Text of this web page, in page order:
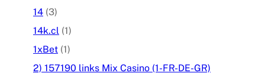
14 (3)
14k.cl (1)
1xBet (1)
2) 157190 links Mix Casino (1-FR-DE-GR)